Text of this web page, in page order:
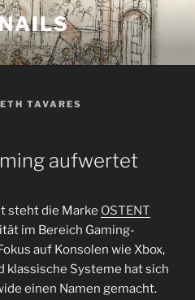
TAVARES
aufwertet
steht die Marke OSTENT
im Bereich Gaming-
auf Konsolen wie Xbox,
klassische Systeme hat sich
einen Namen gemacht.